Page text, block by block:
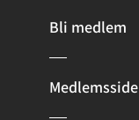
Bli medlem
Medlemsside